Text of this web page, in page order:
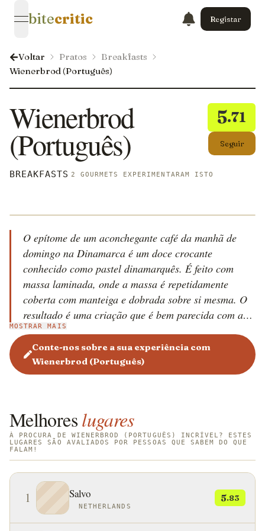
open navigation menu
bitecritic Registar
Voltar Pratos
Breakfasts
Wienerbrod (Português)
5.71
Seguir
Wienerbrod
(Português)
BREAKFASTS 2 GOURMETS EXPERIMENTARAM ISTO
O epítome de um aconchegante café da manhã de
domingo na Dinamarca é um doce crocante
conhecido como pastel dinamarquês. É feito com
massa laminada, onde a massa é repetidamente
coberta com manteiga e dobrada sobre si mesma. O
resultado é uma criação que é bem parecida com a
massa folhada. A massa é moldada em diferentes
formas e recheada com recheios saborosos e
cremosos. Recheios tradicionais de frutas, como
maçã e framboesa, creme de baunilha e pasta de
específicos da região. Por exemplo, a canela é mais
favorecida durante o inverno, enquanto frutas frescas
prontamente disponíveis são ocasionalmente
incorporadas à massa dinamarquesa durante os
meses mais quentes. A massa é frequentemente
decorada com flocos de amêndoa ou gotas de limão,
que contribuem para uma aparência mais sofisticada
MOSTRAR MAIS
Conte-nos sobre a sua experiência com
Wienerbrod (Português)
Melhoreslugares
À PROCURA DE WIENERBROD (PORTUGUÊS) INCRÍVEL? ESTES
LUGARES SÃO AVALIADOS POR PESSOAS QUE SABEM DO QUE
FALAM!
1 Salvo
NETHERLANDS
5.83